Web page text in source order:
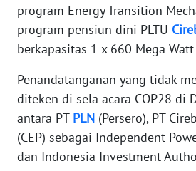
program Energy Transition
program pensiun dini PLTU
berkapasitas 1 x 660 Mega Watt
Penandatanganan yang tidak
diteken di sela acara COP28 di
antara PT PLN (Persero), PT
(CEP) sebagai Independent
dan Indonesia Investment
WN
SULTENG
WN
SULBAR